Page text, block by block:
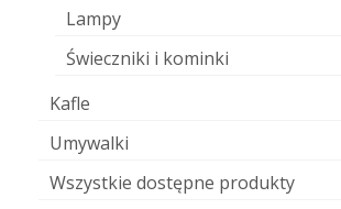
Lampy
Świeczniki i kominki
Kafle
Umywalki
Wszystkie dostępne produkty